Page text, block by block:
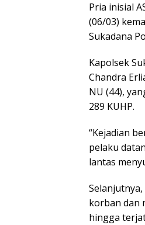
Pria inisial
(06/03)
Sukadana
Kapolsek
Chandra
NU (44),
289 KUHP.
“Kejadian
pelaku
lantas
korban dan
hingga